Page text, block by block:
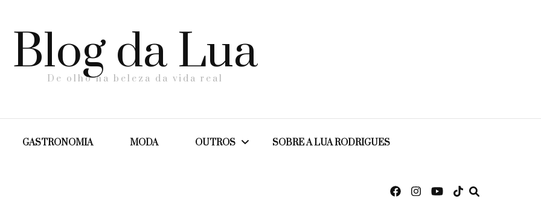
Blog da Lua
De olho na beleza da vida real
GASTRONOMIA MODA OUTROS SOBRE A LUA RODRIGUES